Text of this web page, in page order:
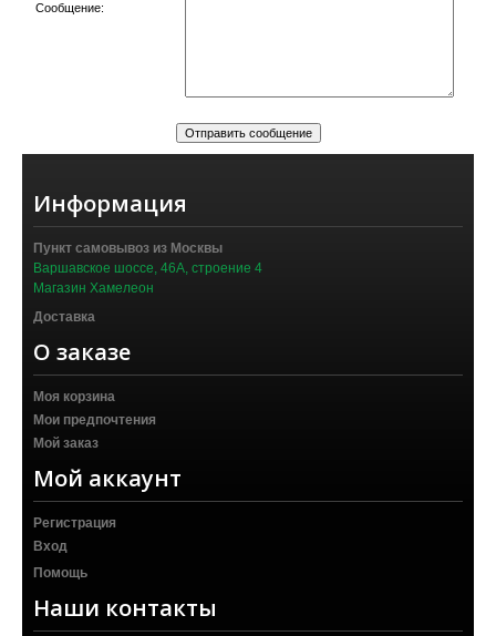
Сообщение:
Информация
Пункт самовывоз из Москвы
Варшавское шоссе, 46А, строение 4
Магазин Хамелеон
Доставка
О заказе
Моя корзина
Мои предпочтения
Мой заказ
Мой аккаунт
Регистрация
Вход
Помощь
Наши контакты